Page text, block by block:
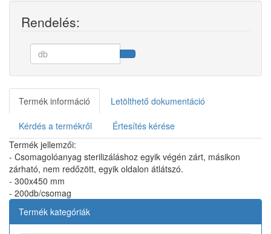
Rendelés:
Termék információ Letölthető dokumentáció
Kérdés a termékről
Értesítés kérése
Termék jellemzői:
- Csomagolóanyag sterilizáláshoz egyik végén zárt, másikon
zárható, nem redőzött, egyik oldalon átlátszó.
- 300x450 mm
- 200db/csomag
Termék kategóriák